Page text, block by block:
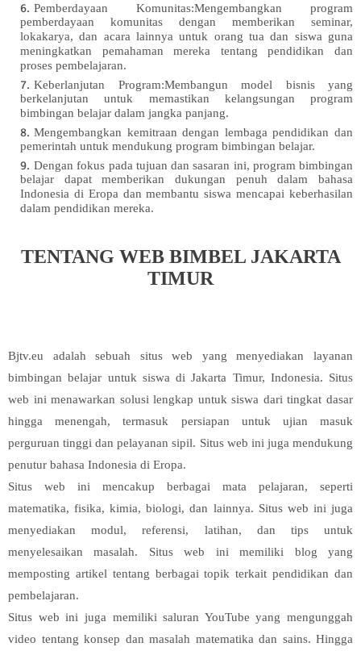
Pemberdayaan Komunitas:Mengembangkan program
pemberdayaan komunitas dengan memberikan seminar,
lokakarya, dan acara lainnya untuk orang tua dan siswa guna
meningkatkan pemahaman mereka tentang pendidikan dan
proses pembelajaran.
Keberlanjutan Program:Membangun model bisnis yang
berkelanjutan untuk memastikan kelangsungan program
bimbingan belajar dalam jangka panjang.
Mengembangkan kemitraan dengan lembaga pendidikan dan
pemerintah untuk mendukung program bimbingan belajar.
Dengan fokus pada tujuan dan sasaran ini, program bimbingan
belajar dapat memberikan dukungan penuh dalam bahasa
Indonesia di Eropa dan membantu siswa mencapai keberhasilan
dalam pendidikan mereka.
TENTANG WEB BIMBEL JAKARTA
TIMUR
Bjtv.eu adalah sebuah situs web yang menyediakan layanan
bimbingan belajar untuk siswa di Jakarta Timur, Indonesia. Situs
web ini menawarkan solusi lengkap untuk siswa dari tingkat dasar
hingga menengah, termasuk persiapan untuk ujian masuk
perguruan tinggi dan pelayanan sipil. Situs web ini juga mendukung
penutur bahasa Indonesia di Eropa.
Situs web ini mencakup berbagai mata pelajaran, seperti
matematika, fisika, kimia, biologi, dan lainnya. Situs web ini juga
menyediakan modul, referensi, latihan, dan tips untuk
menyelesaikan masalah. Situs web ini memiliki blog yang
memposting artikel tentang berbagai topik terkait pendidikan dan
pembelajaran.
Situs web ini juga memiliki saluran YouTube yang mengunggah
video tentang konsep dan masalah matematika dan sains. Hingga